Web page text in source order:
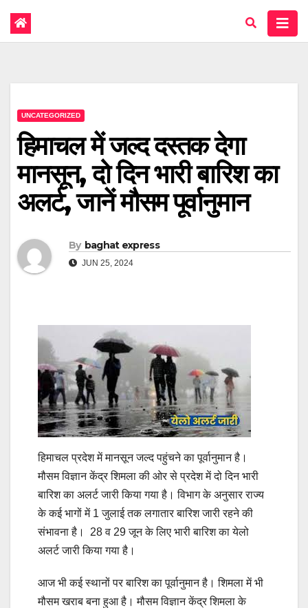
UNCATEGORIZED
हिमाचल में जल्द दस्तक देगा
मानसून, दो दिन भारी बारिश का
अलर्ट, जानें मौसम पूर्वानुमान
By baghat express
JUN 25, 2024
हिमाचल प्रदेश में मानसून जल्द पहुंचने का पूर्वानुमान है।
मौसम विज्ञान केंद्र शिमला की ओर से प्रदेश में दो दिन भारी
बारिश का अलर्ट जारी किया गया है। विभाग के अनुसार राज्य
के कई भागों में 1 जुलाई तक लगातार बारिश जारी रहने की
संभावना है। 28 व 29 जून के लिए भारी बारिश का येलो
अलर्ट जारी किया गया है।
आज भी कई स्थानों पर बारिश का पूर्वानुमान है। शिमला में भी
मौसम खराब बना हुआ है। मौसम विज्ञान केंद्र शिमला के